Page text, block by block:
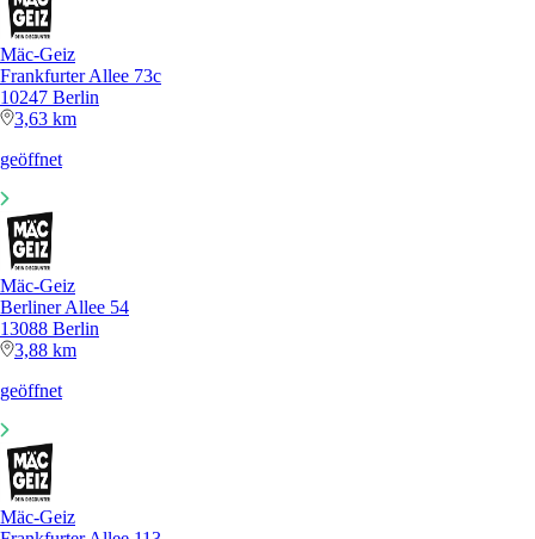
Mäc-Geiz
Frankfurter Allee 73c
10247 Berlin
3,63 km
geöffnet
Mäc-Geiz
Berliner Allee 54
13088 Berlin
3,88 km
geöffnet
Mäc-Geiz